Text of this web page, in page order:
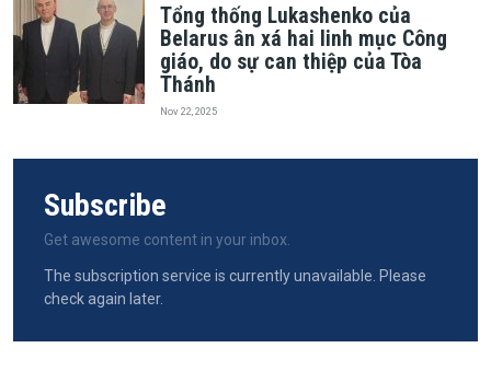
Tổng thống Lukashenko của
Belarus ân xá hai linh mục Công
giáo, do sự can thiệp của Tòa
Thánh
Nov 22, 2025
Subscribe
Get awesome content in your inbox.
The subscription service is currently unavailable. Please
check again later.